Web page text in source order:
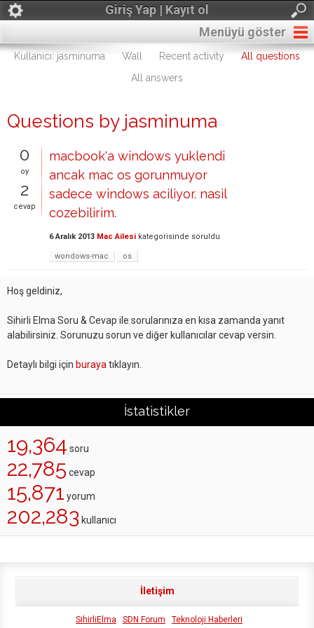
Giriş Yap | Kayıt ol
Menüyü göster
Kullanıcı: jasminuma Wall Recent activity
All questions
All answers
Questions by jasminuma
0
oy
2
cevap
macbook'a windows yuklendi
ancak mac os gorunmuyor
sadece windows aciliyor. nasil
cozebilirim.
6 Aralık 2013 Mac Ailesi kategorisinde soruldu
wondows-mac os
Hoş geldiniz,
Sihirli Elma Soru & Cevap ile sorularınıza en kısa zamanda yanıt
alabilirsiniz. Sorunuzu sorun ve diğer kullanıcılar cevap versin.
Detaylı bilgi için buraya tıklayın.
İstatistikler
19,364 soru
22,785 cevap
15,871 yorum
202,283 kullanıcı
İletişim
SihirliElma SDN Forum
Teknoloji Haberleri